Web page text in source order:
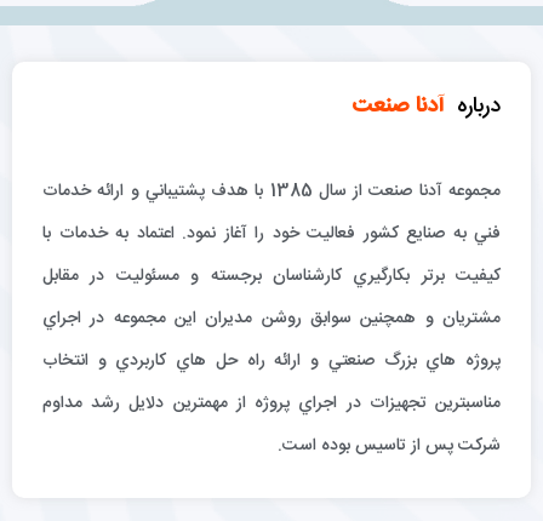
درباره آدنا صنعت
مجموعه آدنا صنعت از سال 1385 با هدف پشتيباني و ارائه خدمات
فني به صنايع كشور فعاليت خود را آغاز نمود. اعتماد به خدمات با
كيفيت برتر بكارگيري كارشناسان برجسته و مسئوليت در مقابل
مشتريان و همچنين سوابق روشن مديران اين مجموعه در اجراي
پروژه هاي بزرگ صنعتي و ارائه راه حل هاي كاربردي و انتخاب
مناسبترين تجهيزات در اجراي پروژه از مهمترين دلايل رشد مداوم
شركت پس از تاسيس بوده است.